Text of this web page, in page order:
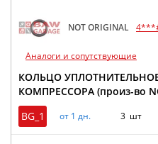
NOT ORIGINAL
Аналоги и сопутствующие
КОЛЬЦО
КОМПРЕССОРА (произ-во
BG_1
от 1 дн. 3 шт